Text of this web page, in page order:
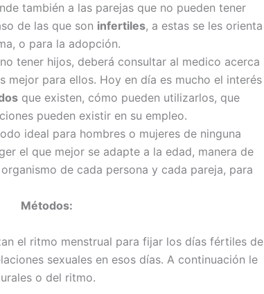
también a las parejas que no pueden tener
de las que son infertiles, a estas se les orienta
o para la adopción.
tener hijos, deberá consultar al medico acerca
mejor para ellos. Hoy en día es mucho el interés
que existen, cómo pueden utilizarlos, que
pueden existir en su empleo.
ideal para hombres o mujeres de ninguna
el que mejor se adapte a la edad, manera de
de cada persona y cada pareja, para
Métodos:
el ritmo menstrual para fijar los días fértiles de
sexuales en esos días. A continuación le
o del ritmo.